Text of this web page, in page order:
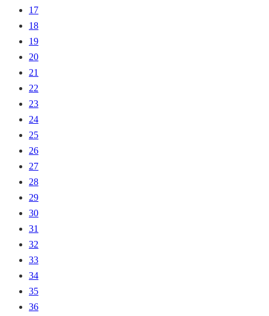
17
18
19
20
21
22
23
24
25
26
27
28
29
30
31
32
33
34
35
36